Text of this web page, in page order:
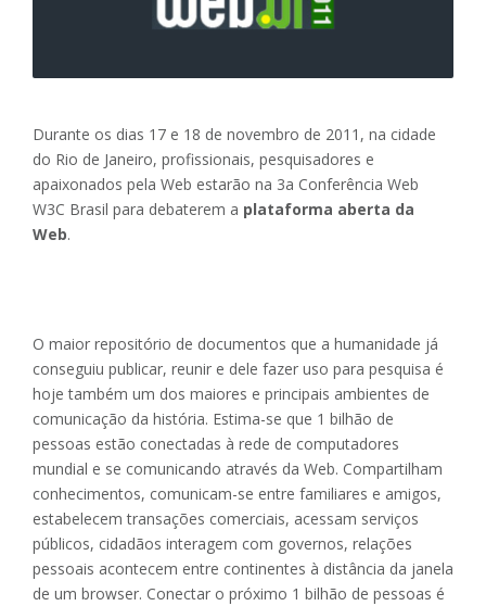
Durante os dias 17 e 18 de novembro de 2011, na cidade
do Rio de Janeiro, profissionais, pesquisadores e
apaixonados pela Web estarão na 3a Conferência Web
W3C Brasil para debaterem a plataforma aberta da
Web.
O maior repositório de documentos que a humanidade já
conseguiu publicar, reunir e dele fazer uso para pesquisa é
hoje também um dos maiores e principais ambientes de
comunicação da história. Estima-se que 1 bilhão de
pessoas estão conectadas à rede de computadores
mundial e se comunicando através da Web. Compartilham
conhecimentos, comunicam-se entre familiares e amigos,
estabelecem transações comerciais, acessam serviços
públicos, cidadãos interagem com governos, relações
pessoais acontecem entre continentes à distância da janela
de um browser. Conectar o próximo 1 bilhão de pessoas é